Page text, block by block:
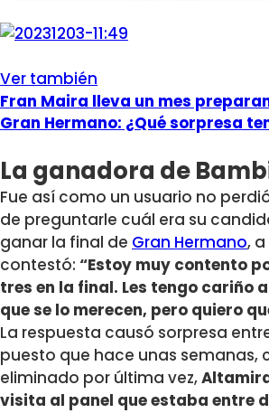
Ver también
Fran Maira lleva un mes
Gran Hermano: ¿Qué sorpresa
La ganadora de
Fue así como un usuario no
de preguntarle cuál era su
ganar la final de Gran Hermano,
contestó: “Estoy muy contento
tres en la final. Les tengo cariño
que se lo merecen, pero quiero
La respuesta causó sorpresa
puesto que hace unas semanas,
eliminado por última vez,
visita al panel que estaba entre